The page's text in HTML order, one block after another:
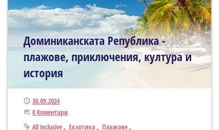
Доминиканската Република -
плажове, приключения, култура и
история
Публикуван
30.09.2024
Започнете дискусията
0 Коментари
Тагове
All inclusive Екзотика
Плажове